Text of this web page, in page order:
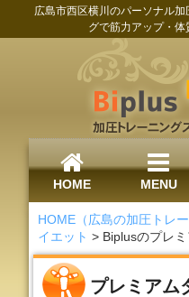
広島市西区横川のパーソナル
グで筋力アップ・
HOME MENU
HOME（広島の加圧トレー
イエット > Biplusのプレ
プレミアム